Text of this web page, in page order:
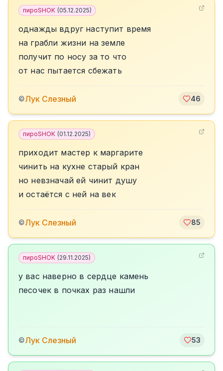
пироSHOK (05.12.2025)
однажды вдруг наступит время
на грабли жизни на земле
получит по носу за то что
от нас пытается сбежать
©Лук Слезный 46
пироSHOK (01.12.2025)
приходит мастер к маргарите
чинить на кухне старый кран
но невзначай ей чинит душу
и остаётся с ней на век
©Лук Слезный 85
пироSHOK (29.11.2025)
у вас наверно в сердце камень
песочек в почках раз нашли
©Лук Слезный 53